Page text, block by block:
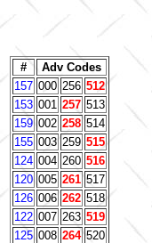
#
Adv Codes
157 000 256 512
153 001 257 513
159 002 258 514
155 003 259 515
124 004 260 516
120 005 261 517
126 006 262 518
122 007 263 519
125 008 264 520